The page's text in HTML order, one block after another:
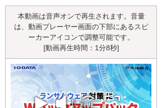
本動画は音声オンで再生されます。音量
は、動画プレーヤー画面の下部にあるスピ
ーカーアイコンで調整可能です。
[動画再生時間：1分8秒]